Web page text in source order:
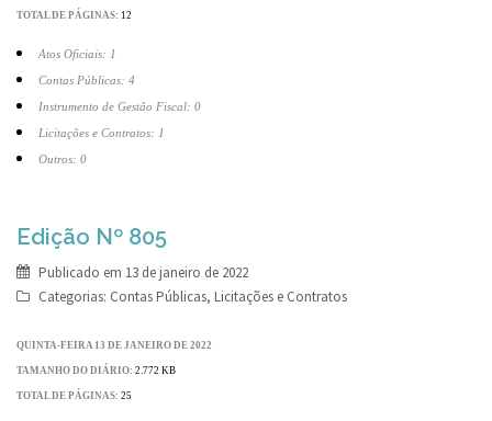
TOTAL DE PÁGINAS: 12
Atos Oficiais: 1
Contas Públicas: 4
Instrumento de Gestão Fiscal: 0
Licitações e Contratos: 1
Outros: 0
Edição Nº 805
Publicado em 13 de janeiro de 2022
Categorias: Contas Públicas, Licitações e Contratos
QUINTA-FEIRA 13 DE JANEIRO DE 2022
TAMANHO DO DIÁRIO: 2.772 KB
TOTAL DE PÁGINAS: 25